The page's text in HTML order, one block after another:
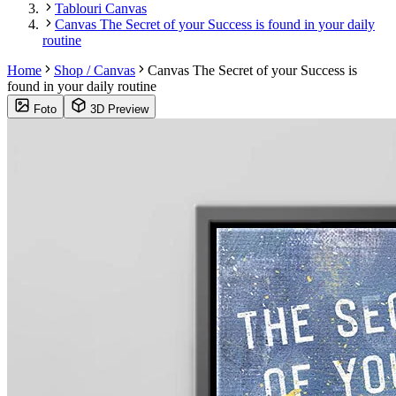
Tablouri Canvas
Canvas The Secret of your Success is found in your daily
routine
Home
Shop / Canvas
Canvas The Secret of your Success is
found in your daily routine
Foto 3D Preview